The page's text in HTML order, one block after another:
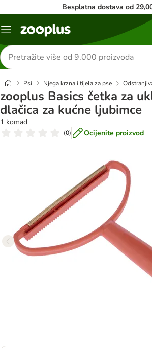
Besplatna dostava od
Izbornik
Traži
proizvode
Psi Njega krzna i tijela za pse
zooplus Basics četka za
dlačica za kućne ljubimce
1 komad
(0) Ocijenite proizvod